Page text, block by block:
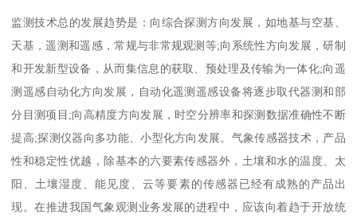
监测技术总的发展趋势是：向综合探测方向发展，如地基与空基、
天基，遥测和遥感，常规与非常规观测等;向系统性方向发展，研制
和开发新型设备，从而集信息的获取、预处理及传输为一体化;向遥
测遥感自动化方向发展，自动化遥测遥感设备将逐步取代器测和部
分目测项目;向高精度方向发展，时空分辨率和探测数据准确性不断
提高;探测仪器向多功能、小型化方向发展。气象传感器技术，产品
性和稳定性优越，除基本的六要素传感器外，土壤和水的温度、太
阳、土壤湿度、能见度、云等要素的传感器已经有成熟的产品出
现。在推进我国气象观测业务发展的进程中，应该向着趋于开放统